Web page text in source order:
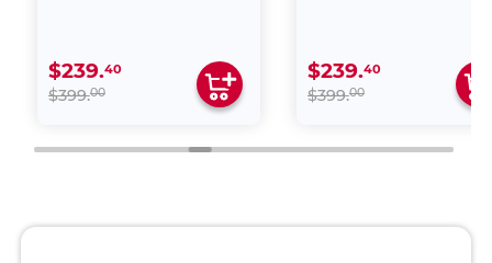
$239.40
$399.00
$239.40
$399.00